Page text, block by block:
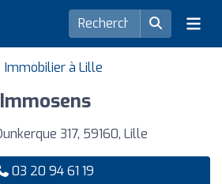
Immobilier à Lille
Immosens
317, 59160, Lille
03 20 94 61 19